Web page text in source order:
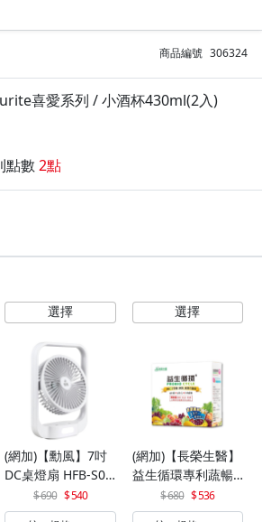
商品編號 306324
喜愛系列 / 小酒杯430ml(2入)
點數 2點
(網加)【勳風】7吋
DC桌燈扇 HFB-S06
690 540
(網加)【長榮生醫】
益生循環專利蔬暢
配方輕體順暢(30包/
盒)x1
680 536